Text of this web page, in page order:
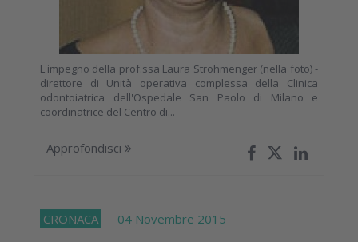
L'impegno della prof.ssa Laura Strohmenger (nella foto) -
direttore di Unità operativa complessa della Clinica
odontoiatrica dell'Ospedale San Paolo di Milano e
coordinatrice del Centro di...
Approfondisci
CRONACA 04 Novembre 2015